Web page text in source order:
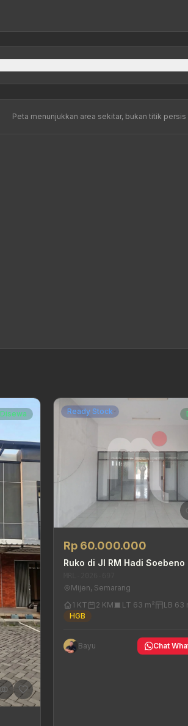
Peta menunjukkan area sekitar, bukan titik
Disewa Ready Stock
Rp 60.000.000
Ruko di Jl RM Hadi Soebeno
Mijen, Semarang
1 KT
2 KM LT 63 m²
LB 63
HGB
Bayu Chat